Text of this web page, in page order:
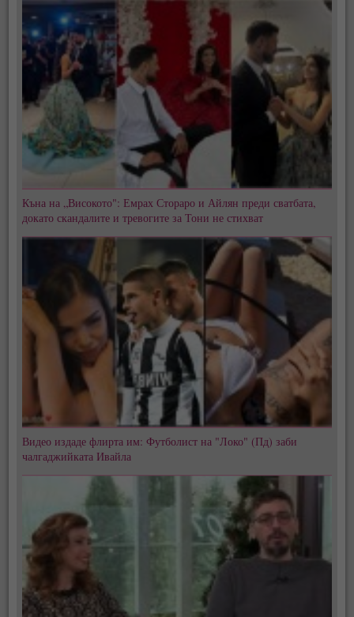
Къна на „Високото": Емрах Стораро и Айлян преди сватбата,
докато скандалите и тревогите за Тони не стихват
Видео издаде флирта им: Футболист на "Локо" (Пд) заби
чалгаджийката Ивайла